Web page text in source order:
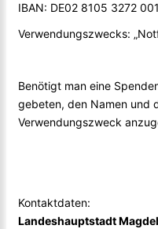
IBAN: DE02 8105 3272
Verwendungszwecks:
Benötigt man eine
gebeten, den Namen und
Verwendungszweck
Kontaktdaten:
Landeshauptstadt